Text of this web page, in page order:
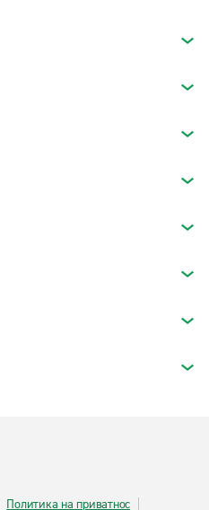
Политика на приватнос